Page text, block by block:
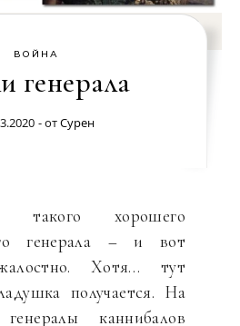
ВОЙНА
генерала
- отСурен
хорошего
генерала – и вот
Хотя… тут
получается. На
каннибалов